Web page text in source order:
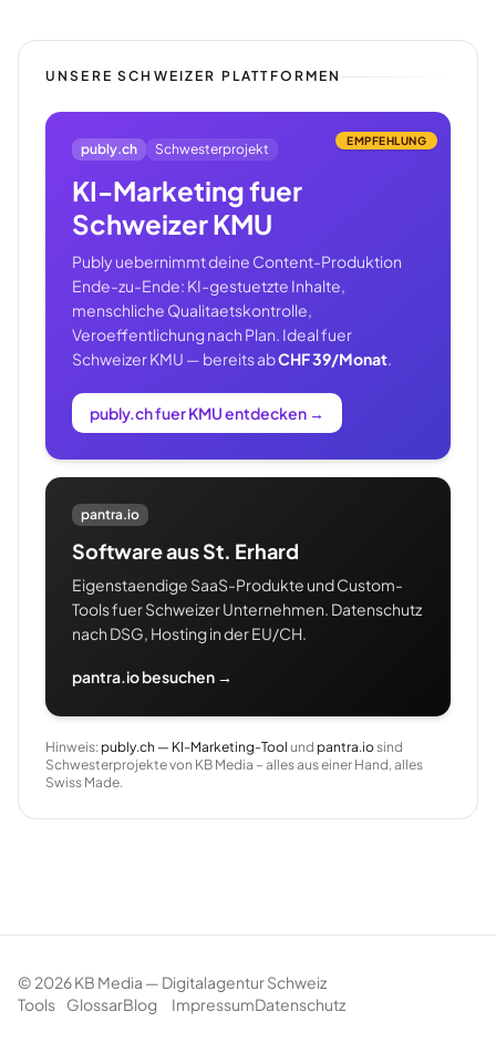
UNSERE SCHWEIZER PLATTFORMEN
EMPFEHLUNG
publy.ch Schwesterprojekt
KI-Marketing fuer
Schweizer KMU
Publy uebernimmt deine Content-Produktion
Ende-zu-Ende: KI-gestuetzte Inhalte,
menschliche Qualitaetskontrolle,
Veroeffentlichung nach Plan. Ideal fuer
Schweizer KMU — bereits abCHF 39/Monat.
publy.ch fuer KMU entdecken →
pantra.io
Software aus St. Erhard
Eigenstaendige SaaS-Produkte und Custom-
Tools fuer Schweizer Unternehmen. Datenschutz
nach DSG, Hosting in der EU/CH.
pantra.io besuchen →
Hinweis: publy.ch — KI-Marketing-Tool und pantra.iosind
Schwesterprojekte von KB Media – alles aus einer Hand, alles
Swiss Made.
© 2026KB Media — Digitalagentur Schweiz
Tools
GlossarBlog ImpressumDatenschutz